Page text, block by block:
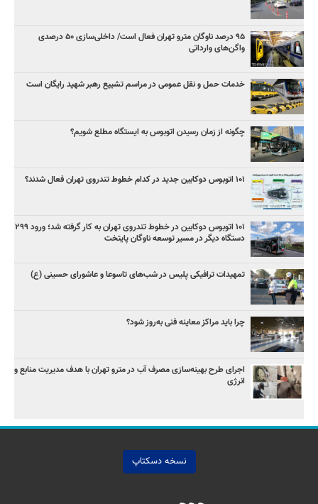
۹۵ درصد ناوگان مترو تهران فعال است/ داخلی‌سازی ۵۰ درصدی
واگن‌های وارداتی
خدمات حمل و نقل عمومی در مراسم تشییع رهبر شهید رایگان است
چگونه از زمان رسیدن اتوبوس به ایستگاه مطلع شویم؟
۱۰۱ اتوبوس دوکابین جدید در کدام خطوط تندروی تهران فعال شدند؟
۱۰۱ اتوبوس دوکابین در خطوط تندروی تهران به کار گرفته شد؛ ورود ۲۹۹
دستگاه دیگر در مسیر توسعه ناوگان پایتخت
تمهیدات ترافیکی پلیس در شب‌های تاسوعا و عاشورای حسینی (ع)
چرا باید مراکز معاینه فنی به‌روز شود؟
اجرای طرح بهینه‌سازی مصرف آب در مترو تهران با هدف مدیریت منابع و
انرژی
نسخه دسکتاپ